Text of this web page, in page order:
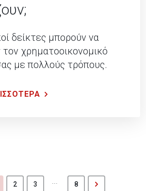
δείκτες μπορούν να
χρηματοοικονομικό
με πολλούς τρόπους.
2 3 8